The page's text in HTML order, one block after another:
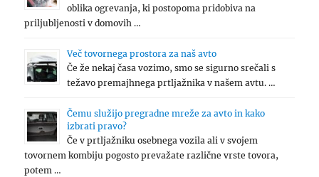
oblika ogrevanja, ki postopoma pridobiva na
priljubljenosti v domovih …
Več tovornega prostora za naš avto
Če že nekaj časa vozimo, smo se sigurno srečali s
težavo premajhnega prtljažnika v našem avtu. …
Čemu služijo pregradne mreže za avto in kako
izbrati pravo?
Če v prtljažniku osebnega vozila ali v svojem
tovornem kombiju pogosto prevažate različne vrste tovora,
potem …